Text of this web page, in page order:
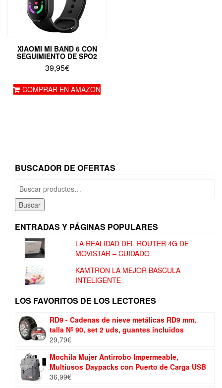
XIAOMI MI BAND 6 CON
SEGUIMIENTO DE SPO2
39,95€
COMPRAR EN AMAZON
BUSCADOR DE OFERTAS
por:
Buscar
ENTRADAS Y PÁGINAS POPULARES
LA REALIDAD DEL ROUTER 4G DE
MOVISTAR – CUIDADO
KAMTRON LA MEJOR BASCULA
INTELIGENTE
LOS FAVORITOS DE LOS LECTORES
RD9 - Cadenas de nieve metálicas RD9 mm,
talla Nº 90, set 2 uds, guantes incluidos
29,79€
Mochila Mujer Antirrobo Impermeable,
Multiusos Daypacks con Puerto de Carga USB
36,99€